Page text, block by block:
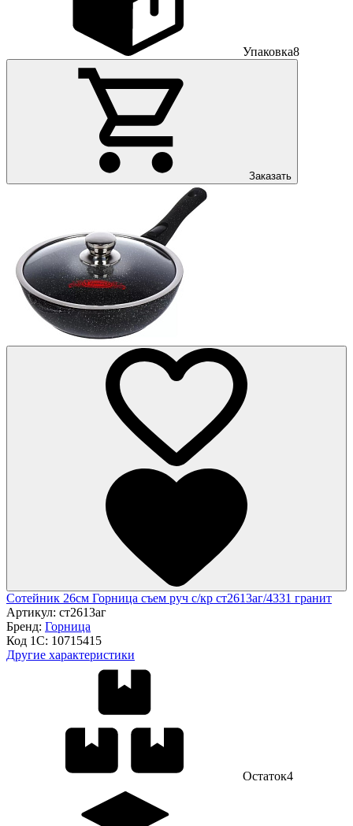
Упаковка8
Заказать
Сотейник 26см Горница съем руч с/кр ст2613аг/4331 гранит
Артикул: ст2613аг
Бренд: Горница
Код 1С: 10715415
Другие характеристики
Остаток4